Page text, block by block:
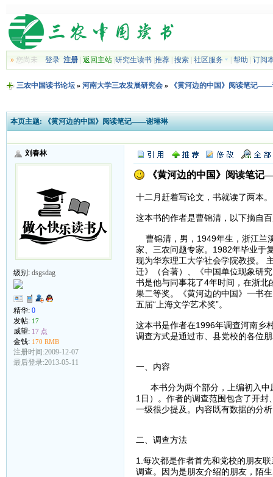
»您尚未 登录 注册| 返回主站| 研究生读书| 推荐| 搜索| 社区服务 帮助 订阅
三农中国读书论坛» 河南大学三农发展研究会» 《黄河边的中国》阅读笔记
本页主题: 《黄河边的中国》阅读笔记——谢琳琳
刘春林
级别: dsgsdag
精华: 0
发帖: 17
威望: 17 点
金钱: 170 RMB
注册时间:2009-12-07
最后登录:2013-05-11
《黄河边的中国》阅读笔
十二月赶着写论文，书就读了两本
这本书的作者是曹锦清，以下摘自
曹锦清，男，1949年生，浙江兰
家、三农问题专家。1982年毕业于
现为华东理工大学社会学院教授。
迁》（合著）、《中国单位现象研
书是他与同事花了4年时间，在浙
果二等奖。《黄河边的中国》一书
五届“上海文学艺术奖”。
这本书是作者在1996年调查河南乡
调查方式是通过市、县党校的各位
一、内容
本书分为两个部分，上编初入中
1日）。作者的调查范围包含了开
一级很少提及。内容既有数据的分
二、调查方法
1.每次都是作者首先和党校的朋友
调查。因为是朋友介绍的朋友，陌